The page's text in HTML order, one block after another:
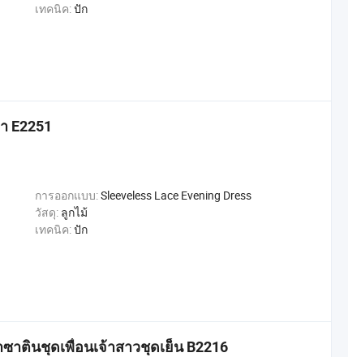
เทคนิค:ปัก
E2251
การออกแบบ:Sleeveless Lace Evening Dress
วัสดุ: ลูกไม้
เทคนิค:ปัก
าตินชุดเพื่อนเจ้าสาวชุดเย็น B2216